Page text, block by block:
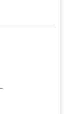
conforme CC BY 4.0.